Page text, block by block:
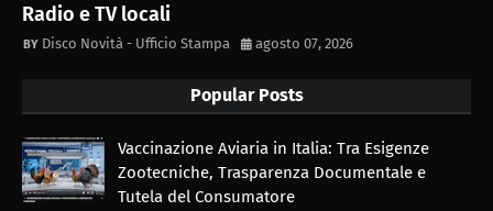
Radio e TV locali
Disco Novità - Ufficio Stampa agosto 07, 2026
Popular Posts
Vaccinazione Aviaria in Italia: Tra Esigenze
Zootecniche, Trasparenza Documentale e
Tutela del Consumatore